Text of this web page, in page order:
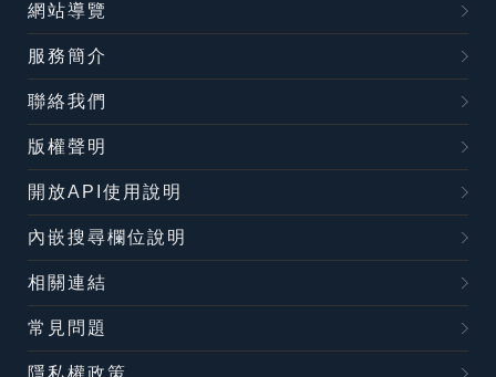
網站導覽
服務簡介
聯絡我們
版權聲明
開放API使用說明
內嵌搜尋欄位說明
相關連結
常見問題